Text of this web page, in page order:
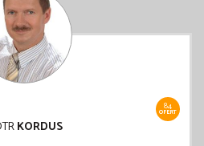
84
OFERT
KORDUS